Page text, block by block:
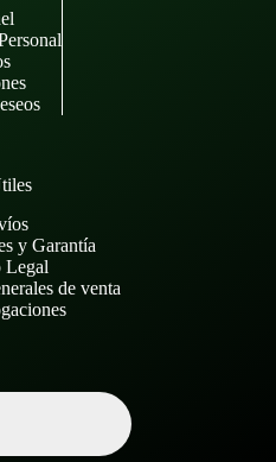
y Garantía
Legal
de venta